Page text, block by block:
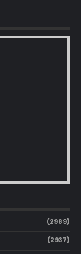
(2989)
(2937)